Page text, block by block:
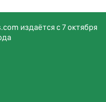
издаётся с 7 октября